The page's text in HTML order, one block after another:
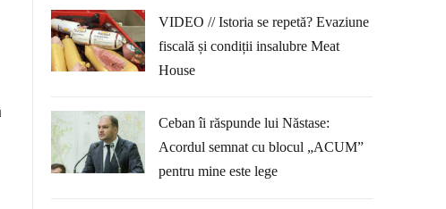
VIDEO // Istoria se repetă? Evaziune
fiscală și condiții insalubre Meat
House
Ceban îi răspunde lui Năstase:
Acordul semnat cu blocul „ACUM”
pentru mine este lege